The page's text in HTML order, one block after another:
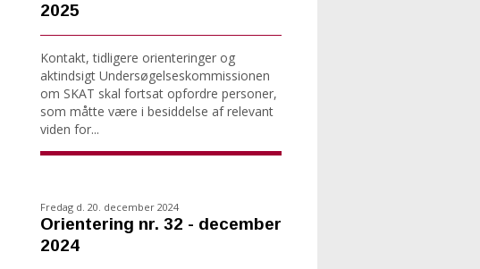
2025
Kontakt, tidligere orienteringer og
aktindsigt Undersøgelseskommissionen
om SKAT skal fortsat opfordre personer,
som måtte være i besiddelse af relevant
viden for...
Fredag d. 20. december 2024
Orientering nr. 32 - december
2024